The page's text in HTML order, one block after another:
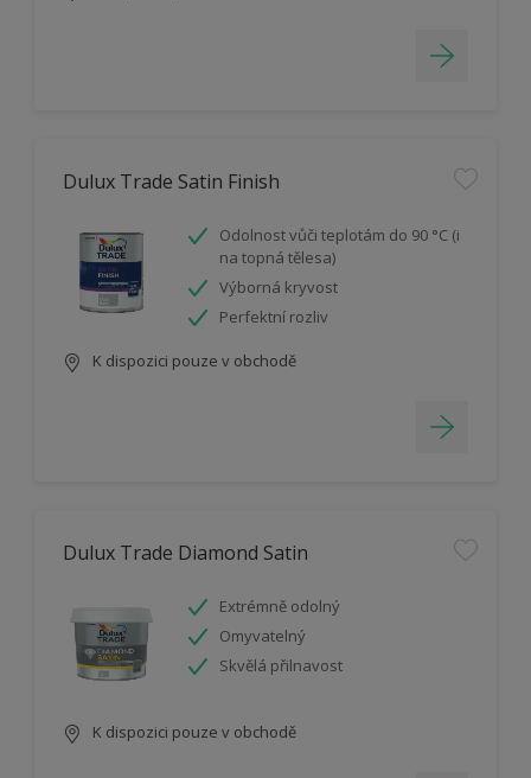
Dulux Trade Satin Finish
Odolnost vůči teplotám do 90 °C (i
na topná tělesa)
Výborná kryvost
Perfektní rozliv
K dispozici pouze v obchodě
Dulux Trade Diamond Satin
Extrémně odolný
Omyvatelný
Skvělá přilnavost
K dispozici pouze v obchodě